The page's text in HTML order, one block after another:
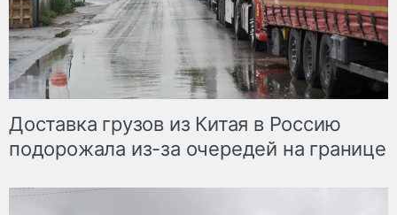
Доставка грузов из Китая в Россию
подорожала из-за очередей на границе